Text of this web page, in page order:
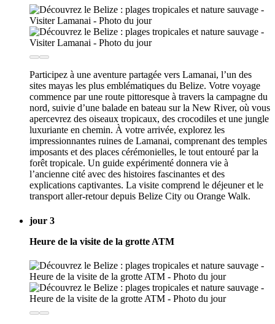
Participez à une aventure partagée vers Lamanai, l’un des
sites mayas les plus emblématiques du Belize. Votre voyage
commence par une route pittoresque à travers la campagne du
nord, suivie d’une balade en bateau sur la New River, où vous
apercevrez des oiseaux tropicaux, des crocodiles et une jungle
luxuriante en chemin. À votre arrivée, explorez les
impressionnantes ruines de Lamanai, comprenant des temples
imposants et des places cérémonielles, le tout entouré par la
forêt tropicale. Un guide expérimenté donnera vie à
l’ancienne cité avec des histoires fascinantes et des
explications captivantes. La visite comprend le déjeuner et le
transport aller-retour depuis Belize City ou Orange Walk.
jour 3
Heure de la visite de la grotte ATM